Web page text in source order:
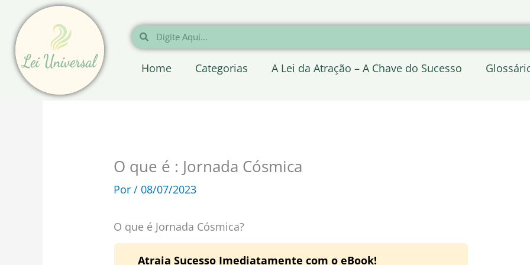
para
conteúdo
Pesquisar
Pesquisar
Home Categorias A Lei da Atração – A Chave do Sucesso
O que é : Jornada Cósmica
Por/ 08/07/2023
O que é Jornada Cósmica?
Atraia Sucesso Imediatamente com o eBook!